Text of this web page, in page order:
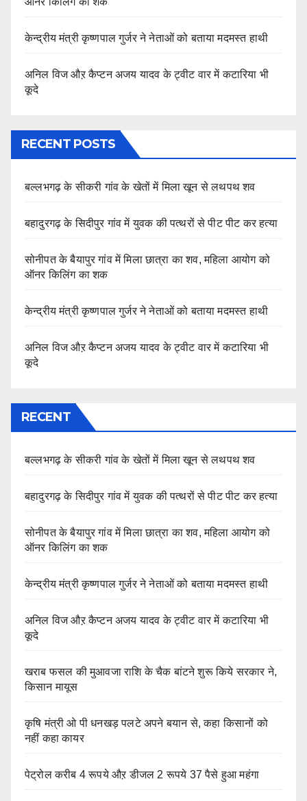
केन्द्रीय मंत्री कृष्णपाल गुर्जर ने नेताओं को बताया मदमस्त हाथी
अनिल विज औऱ कैप्टन अजय यादव के ट्वीट वार में कटारिया भी
कूदे
RECENT POSTS
बल्लभगढ़ के सीकरी गांव के खेतों में मिला खून से लथपथ शव
बहादुरगढ़ के सिदीपुर गांव में युवक की पत्थरों से पीट पीट कर हत्या
सोनीपत के बैयापुर गांव में मिला छात्रा का शव, महिला आयोग को
ऑनर किलिंग का शक
केन्द्रीय मंत्री कृष्णपाल गुर्जर ने नेताओं को बताया मदमस्त हाथी
अनिल विज औऱ कैप्टन अजय यादव के ट्वीट वार में कटारिया भी
कूदे
RECENT
बल्लभगढ़ के सीकरी गांव के खेतों में मिला खून से लथपथ शव
बहादुरगढ़ के सिदीपुर गांव में युवक की पत्थरों से पीट पीट कर हत्या
सोनीपत के बैयापुर गांव में मिला छात्रा का शव, महिला आयोग को
ऑनर किलिंग का शक
केन्द्रीय मंत्री कृष्णपाल गुर्जर ने नेताओं को बताया मदमस्त हाथी
अनिल विज औऱ कैप्टन अजय यादव के ट्वीट वार में कटारिया भी
कूदे
खराब फसल की मुआवजा राशि के चैक बांटने शुरू किये सरकार ने,
किसान मायूस
कृषि मंत्री ओ पी धनखड़ पलटे अपने बयान से, कहा किसानों को
नहीं कहा कायर
पेट्रोल करीब 4 रूपये औऱ डीजल 2 रूपये 37 पैसे हुआ महंगा